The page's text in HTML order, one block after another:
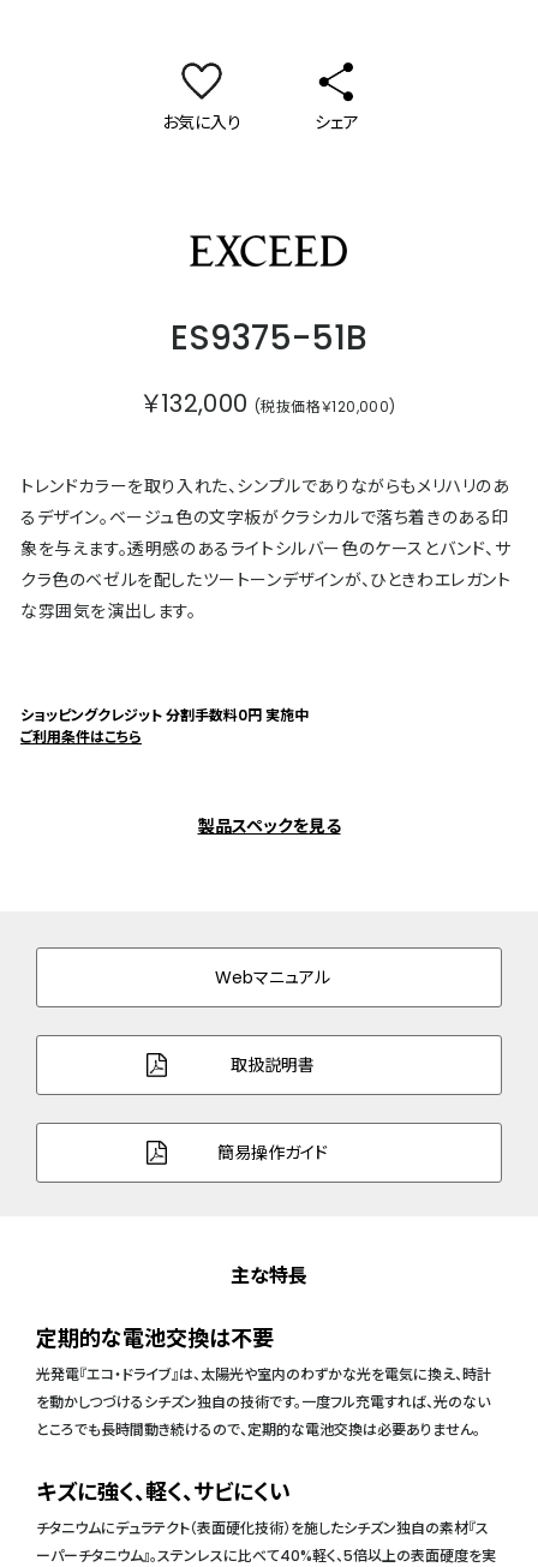
お気に入り シェア
ES9375-51B
￥132,000 (税抜価格￥120,000)
トレンドカラーを取り入れた、シンプルでありながらもメリハリのあ
るデザイン。ベージュ色の文字板がクラシカルで落ち着きのある印
象を与えます。透明感のあるライトシルバー色のケースとバンド、サ
クラ色のベゼルを配したツートーンデザインが、ひときわエレガント
な雰囲気を演出します。
ショッピングクレジット 分割手数料0円 実施中
ご利用条件はこちら
製品スペックを見る
Webマニュアル
取扱説明書
簡易操作ガイド
主な特長
定期的な電池交換は不要
光発電『エコ・ドライブ』は、太陽光や室内のわずかな光を電気に換え、時計
を動かしつづけるシチズン独自の技術です。一度フル充電すれば、光のない
ところでも長時間動き続けるので、定期的な電池交換は必要ありません。
キズに強く、軽く、サビにくい
チタニウムにデュラテクト（表面硬化技術）を施したシチズン独自の素材『ス
ーパーチタニウム』。ステンレスに比べて40%軽く、5倍以上の表面硬度を実